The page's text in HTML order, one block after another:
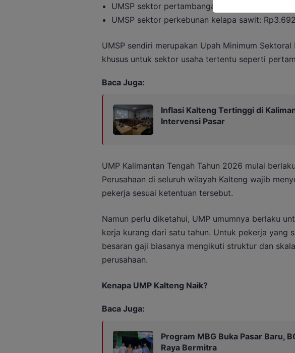
UMSP sektor pertambangan: Rp3.714.130
UMSP sektor perkebunan kelapa sawit:
UMSP sendiri merupakan Upah Minimum
khusus untuk sektor usaha tertentu seperti
Baca Juga:
Inflasi Kalteng Tertinggi di
Intervensi Pasar
UMP Kalimantan Tengah Tahun 2026 mulai
Perusahaan di seluruh wilayah Kalteng wajib
pekerja sesuai ketentuan tersebut.
Namun perlu diketahui, UMP umumnya berlaku
kerja kurang dari satu tahun. Untuk pekerja yang
besaran gaji biasanya mengikuti struktur dan
perusahaan.
Kenapa UMP Kalteng Naik?
Baca Juga:
Program MBG Buka Pasar Baru,
Raya Bermitra